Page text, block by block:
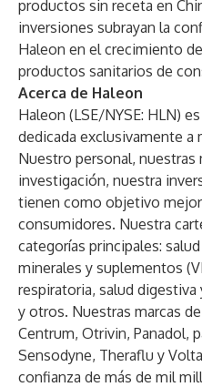
productos sin receta en
inversiones subrayan la
Haleon en el crecimiento
productos sanitarios de
Acerca de Haleon
Haleon (LSE/NYSE: HLN)
dedicada exclusivamente a
Nuestro personal, nuestras
investigación, nuestra
tienen como objetivo
consumidores. Nuestra
categorías principales:
minerales y suplementos
respiratoria, salud
y otros. Nuestras marcas
Centrum, Otrivin, Panadol,
Sensodyne, Theraflu y
confianza de más de mil